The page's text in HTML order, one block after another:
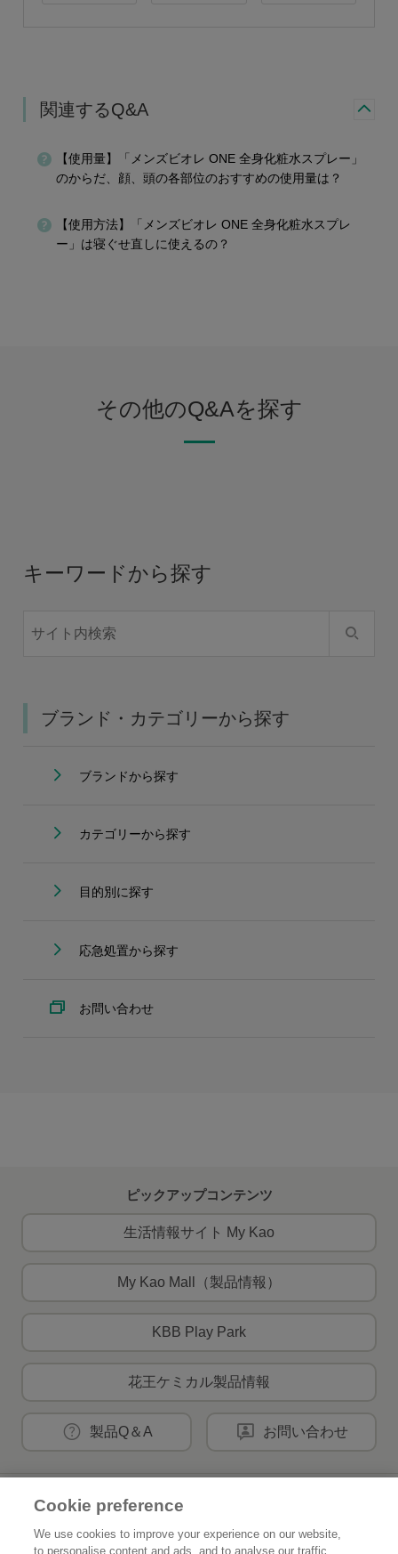
関連するQ&A
【使用量】「メンズビオレ ONE 全身化粧水スプレー」
のからだ、顔、頭の各部位のおすすめの使用量は？
【使用方法】「メンズビオレ ONE 全身化粧水スプレ
ー」は寝ぐせ直しに使えるの？
その他のQ&Aを探す
キーワードから探す
ブランド・カテゴリーから探す
ブランドから探す
カテゴリーから探す
目的別に探す
応急処置から探す
お問い合わせ
ピックアップコンテンツ
生活情報サイト My Kao
My Kao Mall（製品情報）
KBB Play Park
花王ケミカル製品情報
製品Q＆A お問い合わせ
花王公式SNSアカウント
Cookie preference
We use cookies to improve your experience on our website,
to personalise content and ads, and to analyse our traffic.